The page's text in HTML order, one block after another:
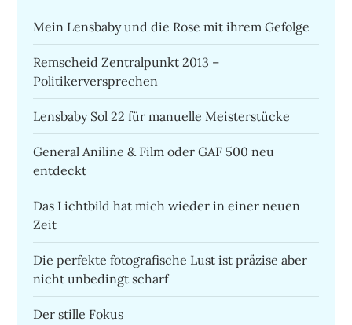
Mein Lensbaby und die Rose mit ihrem Gefolge
Remscheid Zentralpunkt 2013 –
Politikerversprechen
Lensbaby Sol 22 für manuelle Meisterstücke
General Aniline & Film oder GAF 500 neu
entdeckt
Das Lichtbild hat mich wieder in einer neuen
Zeit
Die perfekte fotografische Lust ist präzise aber
nicht unbedingt scharf
Der stille Fokus